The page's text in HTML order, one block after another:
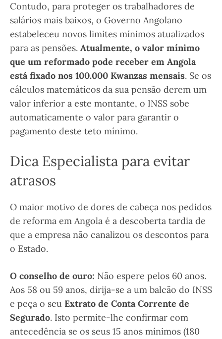
Contudo, para proteger os trabalhadores de
salários mais baixos, o Governo Angolano
estabeleceu novos limites mínimos atualizados
para as pensões. Atualmente, o valor mínimo
que um reformado pode receber em Angola
está fixado nos 100.000 Kwanzas mensais. Se os
cálculos matemáticos da sua pensão derem um
valor inferior a este montante, o INSS sobe
automaticamente o valor para garantir o
pagamento deste teto mínimo.
Dica Especialista para evitar
atrasos
O maior motivo de dores de cabeça nos pedidos
de reforma em Angola é a descoberta tardia de
que a empresa não canalizou os descontos para
o Estado.
O conselho de ouro: Não espere pelos 60 anos.
Aos 58 ou 59 anos, dirija-se a um balcão do INSS
e peça o seu Extrato de Conta Corrente de
Segurado. Isto permite-lhe confirmar com
antecedência se os seus 15 anos mínimos (180